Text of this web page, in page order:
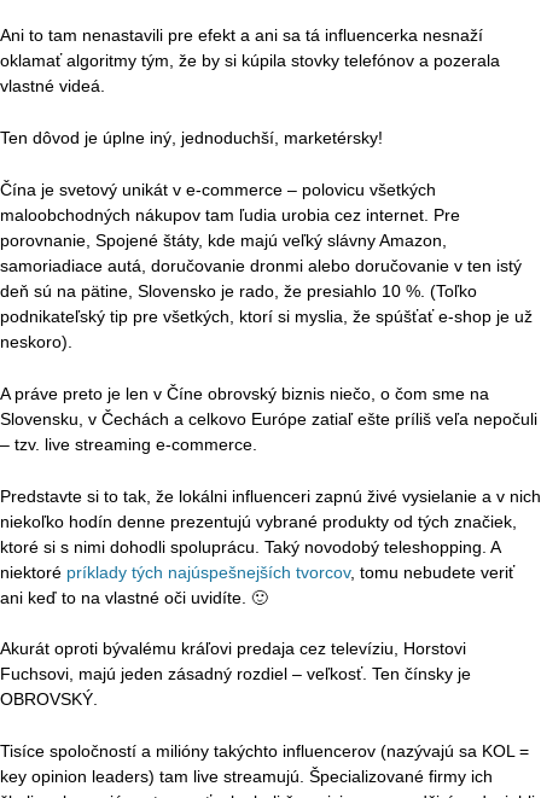
Ani to tam nenastavili pre efekt a ani sa tá influencerka nesnaží
oklamať algoritmy tým, že by si kúpila stovky telefónov a pozerala
vlastné videá.
Ten dôvod je úplne iný, jednoduchší, marketérsky!
Čína je svetový unikát v e-commerce – polovicu všetkých
maloobchodných nákupov tam ľudia urobia cez internet. Pre
porovnanie, Spojené štáty, kde majú veľký slávny Amazon,
samoriadiace autá, doručovanie dronmi alebo doručovanie v ten istý
deň sú na pätine, Slovensko je rado, že presiahlo 10 %. (Toľko
podnikateľský tip pre všetkých, ktorí si myslia, že spúšťať e-shop je už
neskoro).
A práve preto je len v Číne obrovský biznis niečo, o čom sme na
Slovensku, v Čechách a celkovo Európe zatiaľ ešte príliš veľa nepočuli
– tzv. live streaming e-commerce.
Predstavte si to tak, že lokálni influenceri zapnú živé vysielanie a v nich
niekoľko hodín denne prezentujú vybrané produkty od tých značiek,
ktoré si s nimi dohodli spoluprácu. Taký novodobý teleshopping. A
niektoré príklady tých najúspešnejších tvorcov, tomu nebudete veriť
ani keď to na vlastné oči uvidíte. 🙂
Akurát oproti bývalému kráľovi predaja cez televíziu, Horstovi
Fuchsovi, majú jeden zásadný rozdiel – veľkosť. Ten čínsky je
OBROVSKÝ.
Tisíce spoločností a milióny takýchto influencerov (nazývajú sa KOL =
key opinion leaders) tam live streamujú. Špecializované firmy ich